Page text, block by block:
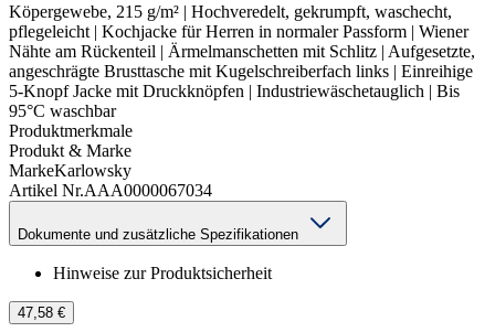
Köpergewebe, 215 g/m² | Hochveredelt, gekrumpft, waschecht,
pflegeleicht | Kochjacke für Herren in normaler Passform | Wiener
Nähte am Rückenteil | Ärmelmanschetten mit Schlitz | Aufgesetzte,
angeschrägte Brusttasche mit Kugelschreiberfach links | Einreihige
5-Knopf Jacke mit Druckknöpfen | Industriewäschetauglich | Bis
95°C waschbar
Produktmerkmale
Produkt & Marke
MarkeKarlowsky
Artikel Nr.AAA0000067034
Dokumente und zusätzliche Spezifikationen
Hinweise zur Produktsicherheit
47,58 €